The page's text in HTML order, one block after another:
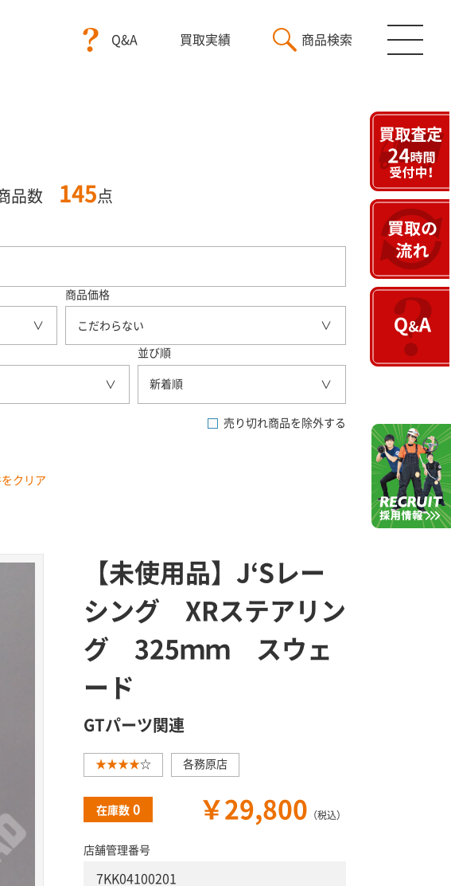
Q&A 買取実績 商品検索
品数 145 点
商品価格
こだわらない
並び順
新着順
売り切れ商品を除外する
クリア
【未使用品】J‘Sレー
シング XRステアリン
グ 325ｍｍ スウェ
ード
GTパーツ関連
★★★★☆ 各務原店
在庫数 0 ￥29,800 （税込）
店舗管理番号
7KK04100201